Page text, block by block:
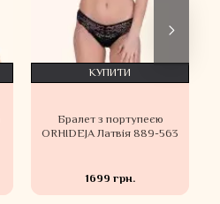
Бралет з портупеєю
ORHIDEJA Латвія 889-563
1699 грн.
КУПИТИ